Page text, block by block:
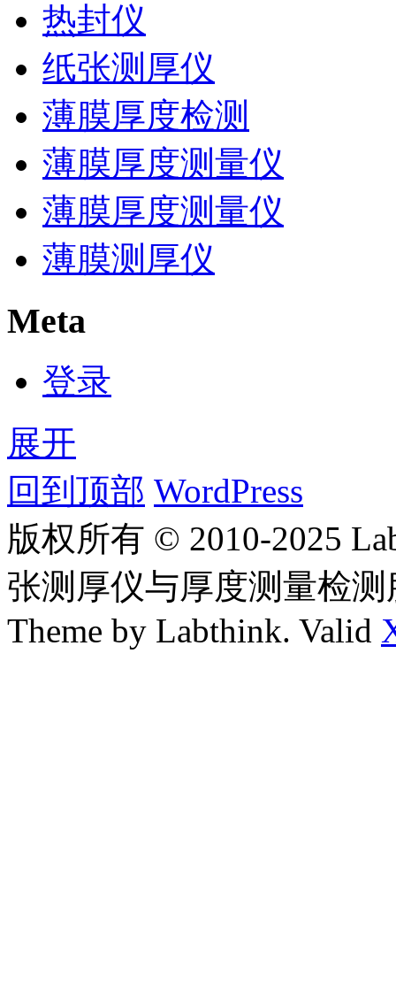
热封仪
纸张测厚仪
薄膜厚度检测
薄膜厚度测量仪
薄膜厚度测量仪
薄膜测厚仪
Meta
登录
展开
回到顶部 WordPress
版权所有 © 2010-2025
张测厚仪与厚度测量检
Theme by Labthink. Valid